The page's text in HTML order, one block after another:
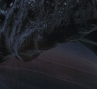
die Musik